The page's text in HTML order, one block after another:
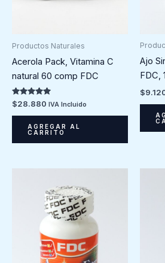
Productos Naturales
Acerola Pack, Vitamina C
natural 60 comp FDC
Valorado en
5.00
de 5
$28.880 IVA Incluido
AGREGAR AL
CARRITO
Ajo
FDC,
$